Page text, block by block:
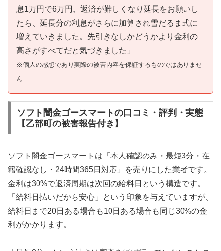
息1万円で6万円。返済が難しくなり延長をお願いし
たら、延長分の利息がさらに加算され雪だるま式に
増えていきました。先引きなしかどうかより金利の
高さがすべてだと気づきました」
※個人の感想であり実際の被害内容を保証するものではありませ
ん
ソフト闇金ゴースマートの口コミ・評判・実態
【乙部町の被害報告付き】
ソフト闇金ゴースマートは「本人確認のみ・最短3分・在
籍確認なし・24時間365日対応」を売りにした業者です。
金利は30%で返済周期は次回の給料日という構造です。
「給料日払いだから安心」という印象を与えていますが、
給料日まで20日ある場合も10日ある場合も同じ30%の金
利がかかります。